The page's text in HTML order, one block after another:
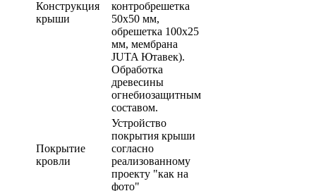
Конструкция
крыши
контробрешетка
50х50 мм,
обрешетка 100х25
мм, мембрана
JUTA Ютавек).
Обработка
древесины
огнебиозащитным
составом.
Покрытие
кровли
Устройство
покрытия крыши
согласно
реализованному
проекту "как на
фото"